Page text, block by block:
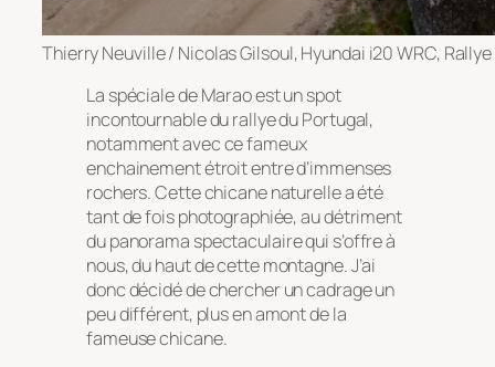
Thierry Neuville / Nicolas Gilsoul, Hyundai i20 WRC,
La spéciale de Marao est un spot
incontournable du rallye du Portugal,
notamment avec ce fameux
enchainement étroit entre d’immenses
rochers. Cette chicane naturelle a été
tant de fois photographiée, au détriment
du panorama spectaculaire qui s’offre à
nous, du haut de cette montagne. J’ai
donc décidé de chercher un cadrage un
peu différent, plus en amont de la
fameuse chicane.